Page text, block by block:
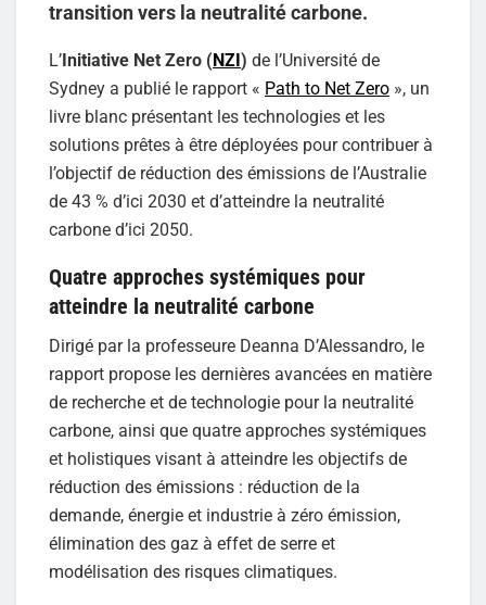
transition vers la neutralité carbone.
L’ Initiative Net Zero ( NZI ) de l’Université de
Sydney a publié le rapport « Path to Net Zero », un
livre blanc présentant les technologies et les
solutions prêtes à être déployées pour contribuer à
l’objectif de réduction des émissions de l’Australie
de 43 % d’ici 2030 et d’atteindre la neutralité
carbone d’ici 2050.
Quatre approches systémiques pour
atteindre la neutralité carbone
Dirigé par la professeure Deanna D’Alessandro, le
rapport propose les dernières avancées en matière
de recherche et de technologie pour la neutralité
carbone, ainsi que quatre approches systémiques
et holistiques visant à atteindre les objectifs de
réduction des émissions : réduction de la
demande, énergie et industrie à zéro émission,
élimination des gaz à effet de serre et
modélisation des risques climatiques.